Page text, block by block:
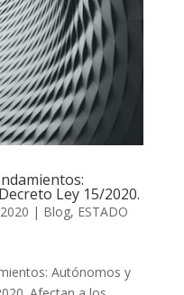
Ley 15/2020.
| Blog, ESTADO
Autónomos y